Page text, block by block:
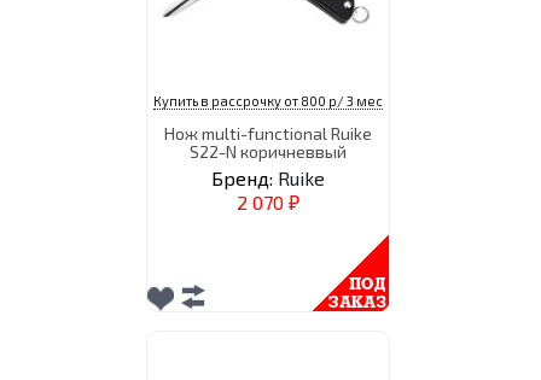
Купить в рассрочку от 800 р/ 3 мес
Нож multi-functional Ruike
S22-N коричневвый
Бренд: Ruike
2 070 ₽